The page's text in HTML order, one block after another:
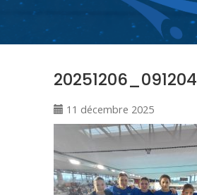
20251206_091204
11 décembre 2025